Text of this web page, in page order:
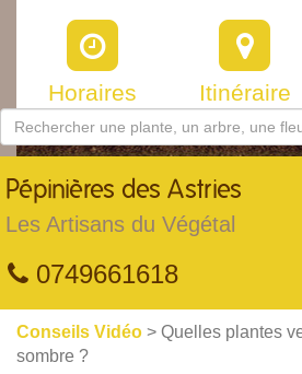
Horaires Itinéraire
Pépinières des Astries
Les Artisans du Végétal
0749661618
Conseils Vidéo > Quelles plantes
sombre ?